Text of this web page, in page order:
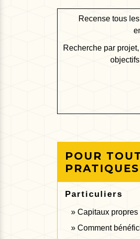
Recense tous
Recherche par
POUR
Particuliers
Capitaux
Comment